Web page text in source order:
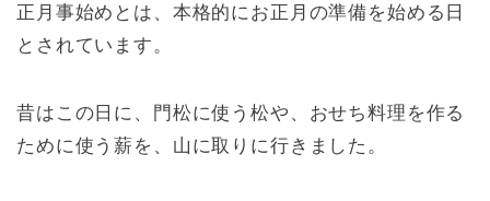
正月事始めとは、本格的にお正月の準備を始める日
とされています。
昔はこの日に、門松に使う松や、おせち料理を作る
ために使う薪を、山に取りに行きました。